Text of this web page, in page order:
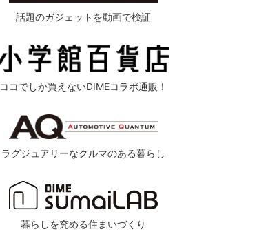
話題のガジェットを動画で検証
ココでしか買えないDIMEコラボ通販！
ラグジュアリーなクルマのある暮らし
暮らしを究める住まいづくり